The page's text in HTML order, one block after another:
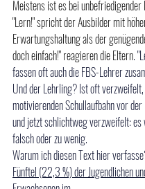
Meistens ist es bei unbefriedigender
"Lern!" spricht der Ausbilder mit
Erwartungshaltung als der
doch einfach!" reagieren die Eltern.
fassen oft auch die FBS-Lehrer
Und der Lehrling? Ist oft
motivierenden Schullaufbahn vor
und jetzt schlichtweg verzweifelt:
falsch oder zu wenig.
Warum ich diesen Text hier
Fünftel (22,3 %) der Jugendlichen